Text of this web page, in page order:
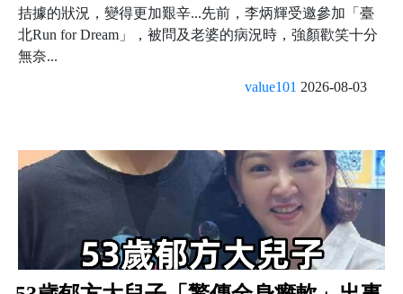
拮據的狀況，變得更加艱辛...先前，李炳輝受邀參加「臺
北Run for Dream」，被問及老婆的病況時，強顏歡笑十分
無奈...
value101 2026-08-03